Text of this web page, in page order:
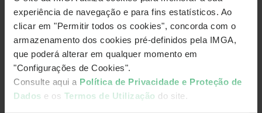
experiência de navegação e para fins estatísticos. Ao
clicar em "Permitir todos os cookies", concorda com o
armazenamento dos cookies pré-definidos pela IMGA,
que poderá alterar em qualquer momento em
"Configurações de Cookies".
Consulte aqui a Política de Privacidade e Proteção de
Dados e os Termos de Utilização do site.
Fonte: Ratings | IGCP
Voltar